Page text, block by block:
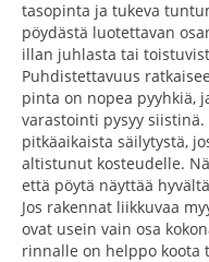
tasopinta ja tukeva
pöydästä luotettavan
illan juhlasta tai
Puhdistettavuus
pinta on nopea pyyhkiä,
varastointi pysyy
pitkäaikaista säilytystä,
altistunut kosteudelle.
että pöytä näyttää
Jos rakennat liikkuvaa
ovat usein vain osa
rinnalle on helppo koota